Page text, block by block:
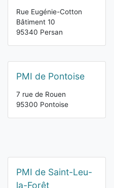
Rue Eugénie-Cotton
Bâtiment 10
95340 Persan
PMI de Pontoise
7 rue de Rouen
95300 Pontoise
PMI de Saint-Leu-
la-Forêt